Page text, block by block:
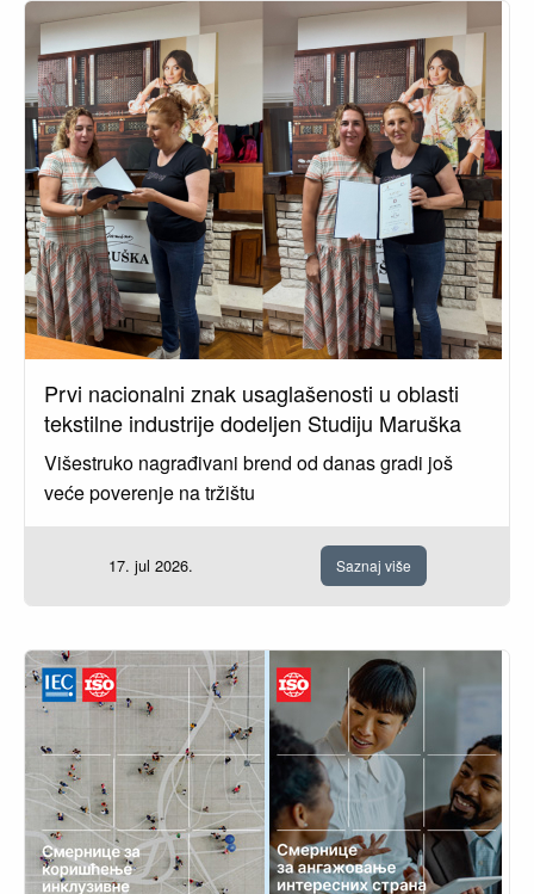
Prvi nacionalni znak usaglašenosti u oblasti
tekstilne industrije dodeljen Studiju Maruška
Višestruko nagrađivani brend od danas gradi još
veće poverenje na tržištu
17. jul 2026. Saznaj više